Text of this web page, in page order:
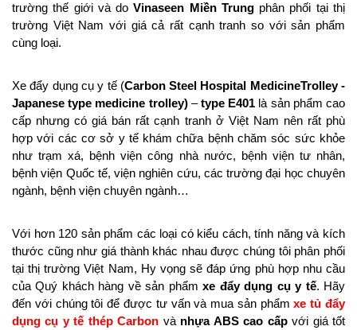
trường thế giới và doVinaseen Miền Trungphân phối tại thị
trường Việt Nam với giá cả rất cạnh tranh so với sản phẩm
cùng loại.
Xe đẩy dụng cụ y tế (Carbon Steel Hospital MedicineTrolley-
Japanese type medicine trolley)–type E401 là sản phẩm cao
cấp nhưng có giá bán rất cạnh tranh ở Việt Nam nên rất phù
hợp với các cơ sở y tế khám chữa bệnh chăm sóc sức khỏe
như trạm xá, bệnh viện công nhà nước, bệnh viện tư nhân,
bệnh viện Quốc tế, viện nghiên cứu, các trường đại học chuyên
ngành, bệnh viện chuyên ngành…
Với hơn 120 sản phẩm các loại có kiểu cách, tính năng và kích
thước cũng như giá thành khác nhau được chúng tôi phân phối
tại thị trường Việt Nam, Hy vọng sẽ đáp ứng phù hợp nhu cầu
của Quý khách hàng về sản phẩmxe đẩy dụng cụ y tế. Hãy
đến với chúng tôi để được tư vấn và mua sản phẩmxe tủ đẩy
dụng cụ y tế thép Carbon và nhựa ABS cao cấpvới giá tốt